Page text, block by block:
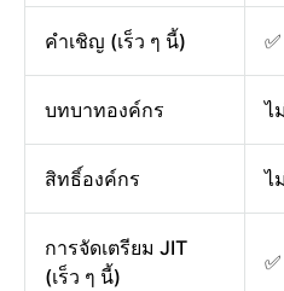
คำเชิญ (เร็ว ๆ นี้) ✅
บทบาทองค์กร ไ
สิทธิ์องค์กร ไ
การจัดเตรียม JIT
(เร็ว ๆ นี้)
✅